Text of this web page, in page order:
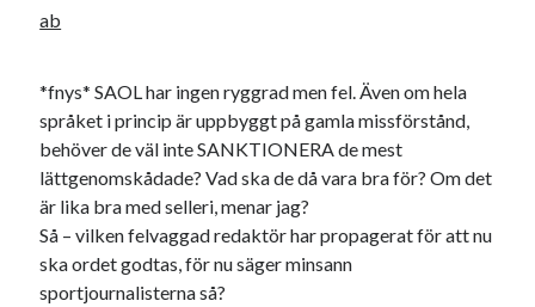
ab
*fnys* SAOL har ingen ryggrad men fel. Även om hela
språket i princip är uppbyggt på gamla missförstånd,
behöver de väl inte SANKTIONERA de mest
lättgenomskådade? Vad ska de då vara bra för? Om det
är lika bra med selleri, menar jag?
Så – vilken felvaggad redaktör har propagerat för att nu
ska ordet godtas, för nu säger minsann
sportjournalisterna så?